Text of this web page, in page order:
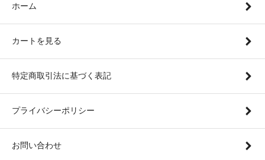
ホーム
カートを見る
特定商取引法に基づく表記
プライバシーポリシー
お問い合わせ